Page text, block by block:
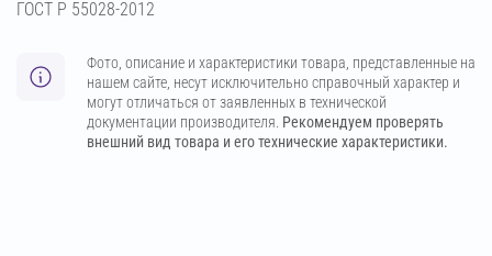
ГОСТ Р 55028-2012
Фото, описание и характеристики товара, представленные на
нашем сайте, несут исключительно справочный характер и
могут отличаться от заявленных в технической
документации производителя. Рекомендуем проверять
внешний вид товара и его технические характеристики.